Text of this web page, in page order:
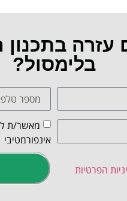
עזרה
בלימסול?
מאשר/ת
אינפורמטיבי
הפרטיות